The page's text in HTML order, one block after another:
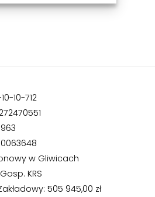
10-712
w Gliwicach
KRS
505 945,00 zł